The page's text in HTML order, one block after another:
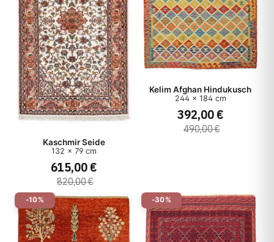
Kaschmir Seide
132 x 79 cm
615,00 €
820,00 €
Kelim Afghan Hindukusch
244 x 184 cm
392,00 €
490,00 €
-10% -30%